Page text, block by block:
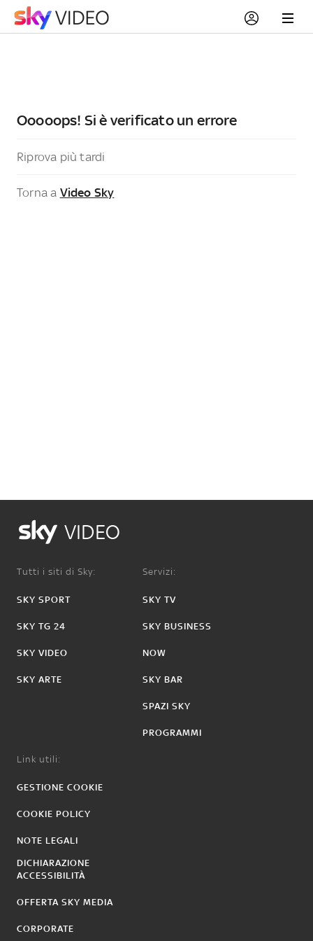
Ooooops! Si è verificato un errore
Riprova più tardi
Torna a Video Sky
VIDEO
Tutti i siti di Sky:
SKY SPORT
SKY TG 24
SKY VIDEO
SKY ARTE
Servizi:
SKY TV
SKY BUSINESS
NOW
SKY BAR
SPAZI SKY
PROGRAMMI
Link utili:
GESTIONE COOKIE
COOKIE POLICY
NOTE LEGALI
DICHIARAZIONE
ACCESSIBILITÀ
OFFERTA SKY MEDIA
CORPORATE